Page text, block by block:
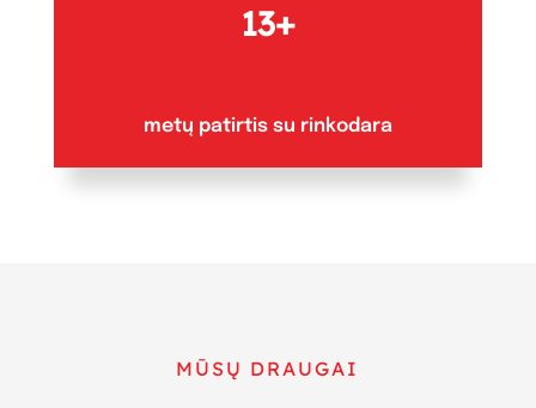
13+
metų patirtis su rinkodara
MŪSŲ DRAUGAI